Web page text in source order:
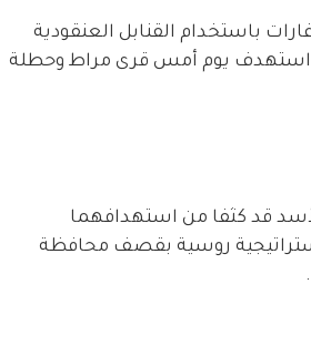
باستخدام القنابل العنقودية
استهدف يوم أمس قرى مراط وحطلة
قد كثفا من استهدافهما
استراتيجية روسية بقصف محافظة